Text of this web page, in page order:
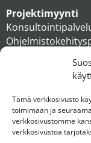
Tämä verkkosivusto
toimimaan ja
verkkosivustomme
verkkosivustoa
Projektimyynti
Ihmiset
Konserni
Ota yhteyttä